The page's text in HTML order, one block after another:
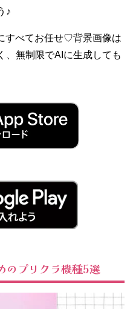
♪
すべてお任せ♡背景画像は
、無制限でAIに生成しても
のプリクラ機種5選